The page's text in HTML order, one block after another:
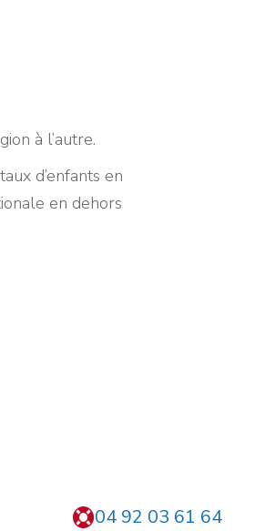
à l’autre.
d’enfants en
en dehors
04 92 03 61 64